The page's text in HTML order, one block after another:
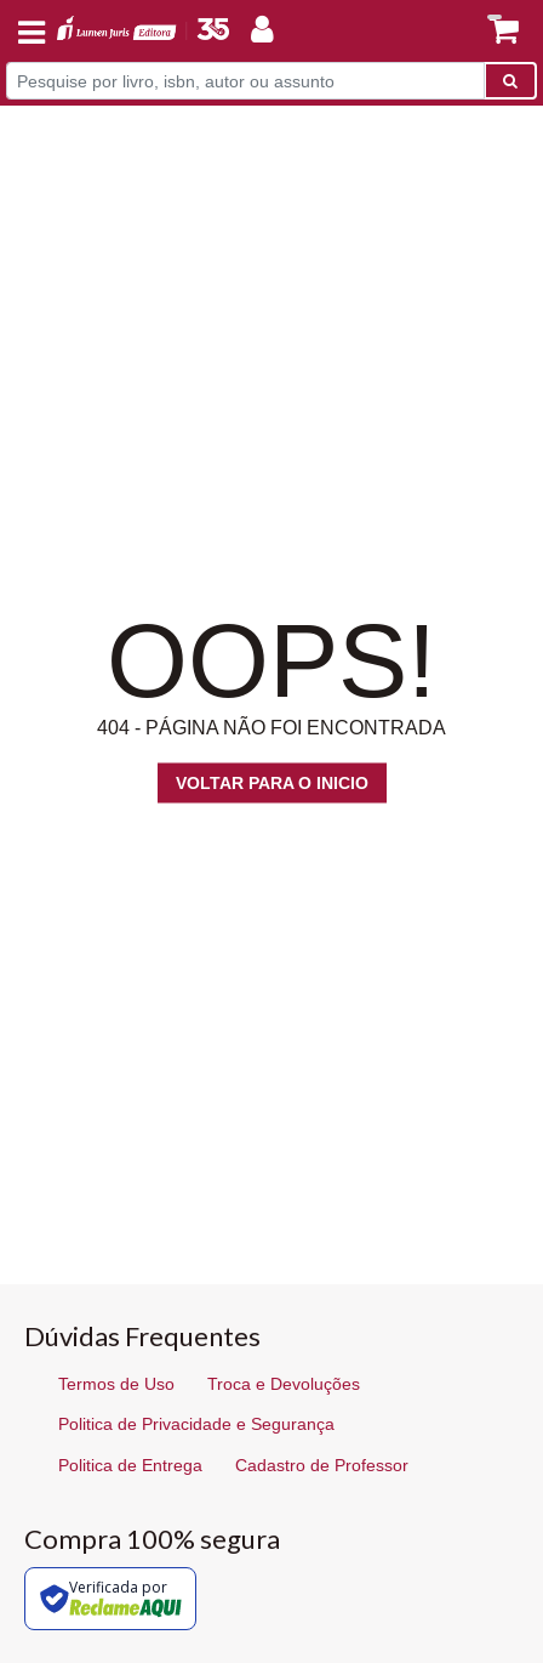
OOPS!
404 - PÁGINA NÃO FOI ENCONTRADA
VOLTAR PARA O INICIO
Dúvidas Frequentes
Termos de Uso Troca e Devoluções
Politica de Privacidade e Segurança
Politica de Entrega Cadastro de Professor
Compra 100% segura
Verificada por